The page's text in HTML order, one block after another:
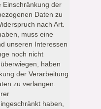
Einschränkung der
Daten zu
nach Art.
muss eine
unseren Interessen
noch nicht
haben
der Verarbeitung
zu verlangen.
haben,